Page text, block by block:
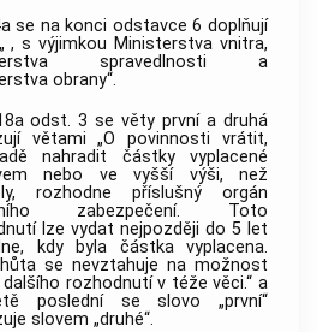
se na konci odstavce 6 doplňují
, s výjimkou Ministerstva vnitra,
spravedlnosti a
obrany“.
odst. 3 se věty první a druhá
větami „O povinnosti vrátit,
nahradit částky vyplacené
nebo ve vyšší výši, než
rozhodne příslušný orgán
zabezpečení. Toto
lze vydat nejpozději do 5 let
kdy byla částka vyplacena.
se nevztahuje na možnost
dalšího rozhodnutí v téže věci.“ a
poslední se slovo „první“
slovem „druhé“.